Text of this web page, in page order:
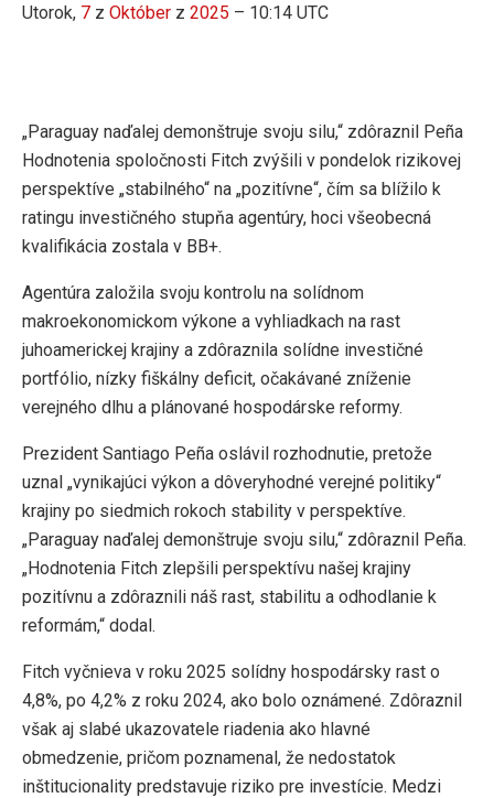
Utorok, 7 z Október z 2025 – 10:14 UTC
„Paraguay naďalej demonštruje svoju silu,“ zdôraznil Peña
Hodnotenia spoločnosti Fitch zvýšili v pondelok rizikovej
perspektíve „stabilného“ na „pozitívne“, čím sa blížilo k
ratingu investičného stupňa agentúry, hoci všeobecná
kvalifikácia zostala v BB+.
Agentúra založila svoju kontrolu na solídnom
makroekonomickom výkone a vyhliadkach na rast
juhoamerickej krajiny a zdôraznila solídne investičné
portfólio, nízky fiškálny deficit, očakávané zníženie
verejného dlhu a plánované hospodárske reformy.
Prezident Santiago Peña oslávil rozhodnutie, pretože
uznal „vynikajúci výkon a dôveryhodné verejné politiky“
krajiny po siedmich rokoch stability v perspektíve.
„Paraguay naďalej demonštruje svoju silu,“ zdôraznil Peña.
„Hodnotenia Fitch zlepšili perspektívu našej krajiny
pozitívnu a zdôraznili náš rast, stabilitu a odhodlanie k
reformám,“ dodal.
Fitch vyčnieva v roku 2025 solídny hospodársky rast o
4,8%, po 4,2% z roku 2024, ako bolo oznámené. Zdôraznil
však aj slabé ukazovatele riadenia ako hlavné
obmedzenie, pričom poznamenal, že nedostatok
inštitucionality predstavuje riziko pre investície. Medzi